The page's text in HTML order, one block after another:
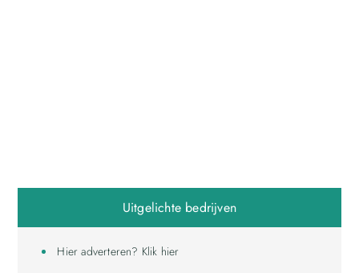
Uitgelichte bedrijven
Hier adverteren? Klik hier